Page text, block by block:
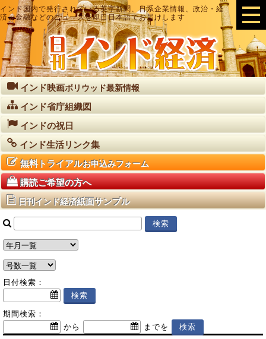
インド国内で発行されている英字新聞、日系企業情報、政治・経
済・金融などのニュースを即日日本語でお届けします
インド映画ボリウッド最新情報
インド省庁組織図
インドの祝日
インド生活リンク集
無料トライアルお申込みフォーム
購読ご希望の方へ
日刊インド経済紙面サンプル
日付検索：
期間検索：
から
までを